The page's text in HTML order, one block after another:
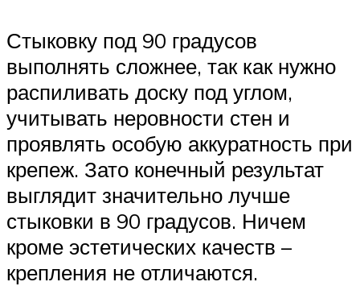
Стыковку под 90 градусов
выполнять сложнее, так как нужно
распиливать доску под углом,
учитывать неровности стен и
проявлять особую аккуратность при
крепеж. Зато конечный результат
выглядит значительно лучше
стыковки в 90 градусов. Ничем
кроме эстетических качеств –
крепления не отличаются.